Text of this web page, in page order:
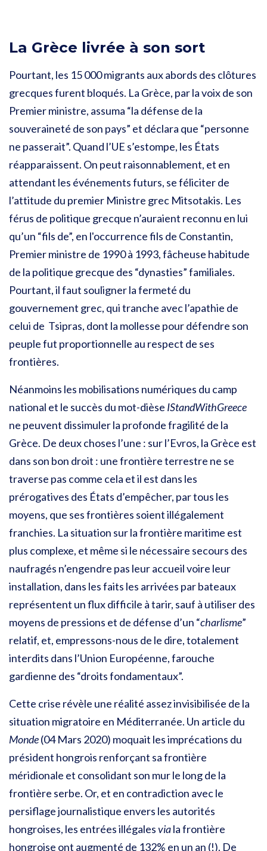
La Grèce livrée à son sort
Pourtant, les 15 000 migrants aux abords des clôtures
grecques furent bloqués. La Grèce, par la voix de son
Premier ministre, assuma “la défense de la
souveraineté de son pays” et déclara que “personne
ne passerait”. Quand l’UE s’estompe, les États
réapparaissent. On peut raisonnablement, et en
attendant les événements futurs, se féliciter de
l’attitude du premier Ministre grec Mitsotakis. Les
férus de politique grecque n’auraient reconnu en lui
qu’un “fils de”, en l'occurrence fils de Constantin,
Premier ministre de 1990 à 1993, fâcheuse habitude
de la politique grecque des “dynasties” familiales.
Pourtant, il faut souligner la fermeté du
gouvernement grec, qui tranche avec l’apathie de
celui de Tsipras, dont la mollesse pour défendre son
peuple fut proportionnelle au respect de ses
frontières.
Néanmoins les mobilisations numériques du camp
national et le succès du mot-dièse IStandWithGreece
ne peuvent dissimuler la profonde fragilité de la
Grèce. De deux choses l’une : sur l’Evros, la Grèce est
dans son bon droit : une frontière terrestre ne se
traverse pas comme cela et il est dans les
prérogatives des États d’empêcher, par tous les
moyens, que ses frontières soient illégalement
franchies. La situation sur la frontière maritime est
plus complexe, et même si le nécessaire secours des
naufragés n’engendre pas leur accueil voire leur
installation, dans les faits les arrivées par bateaux
représentent un flux difficile à tarir, sauf à utiliser des
moyens de pressions et de défense d’un “charlisme”
relatif, et, empressons-nous de le dire, totalement
interdits dans l’Union Européenne, farouche
gardienne des “droits fondamentaux”.
Cette crise révèle une réalité assez invisibilisée de la
situation migratoire en Méditerranée. Un article du
Monde(04 Mars 2020) moquait les imprécations du
président hongrois renforçant sa frontière
méridionale et consolidant son mur le long de la
frontière serbe. Or, et en contradiction avec le
persiflage journalistique envers les autorités
hongroises, les entrées illégalesviala frontière
hongroise ont augmenté de 132% en un an (!). De